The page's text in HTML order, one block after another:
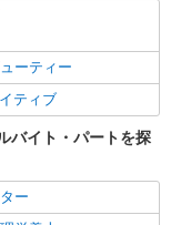
ーティー
ティブ
バイト・パートを探
ー